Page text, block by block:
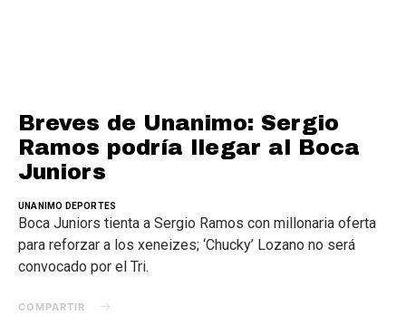
Breves de Unanimo: Sergio
Ramos podría llegar al Boca
Juniors
UNANIMO DEPORTES
Boca Juniors tienta a Sergio Ramos con millonaria oferta
para reforzar a los xeneizes; ‘Chucky’ Lozano no será
convocado por el Tri.
COMPARTIR